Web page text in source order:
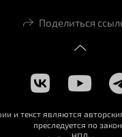
Поделиться
и текст являются
преследуется по